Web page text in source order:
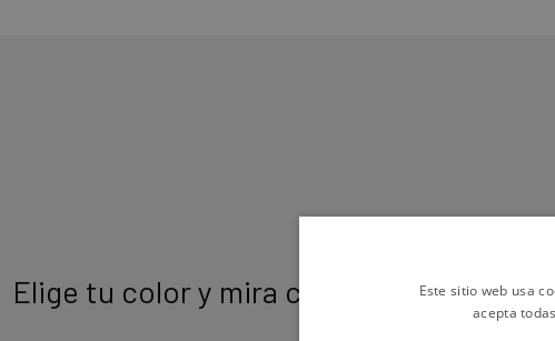
Elige tu color y mira como quedaEste sitio web usa
acepta